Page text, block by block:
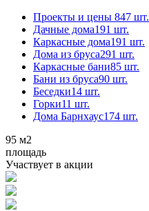
Проекты и цены 847 шт.
Дачные дома191 шт.
Каркасные дома191 шт.
Дома из бруса291 шт.
Каркасные бани85 шт.
Бани из бруса90 шт.
Беседки14 шт.
Горки11 шт.
Дома Барнхаус174 шт.
95 м2
площадь
Участвует в акции